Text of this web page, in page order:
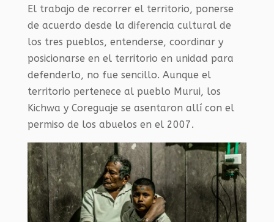
El trabajo de recorrer el territorio, ponerse
de acuerdo desde la diferencia cultural de
los tres pueblos, entenderse, coordinar y
posicionarse en el territorio en unidad para
defenderlo, no fue sencillo. Aunque el
territorio pertenece al pueblo Murui, los
Kichwa y Coreguaje se asentaron allí con el
permiso de los abuelos en el 2007.